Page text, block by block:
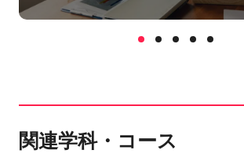
関連学科・コース